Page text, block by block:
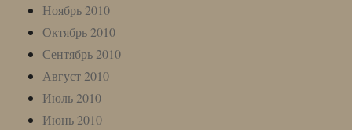
Ноябрь 2010
Октябрь 2010
Сентябрь 2010
Август 2010
Июль 2010
Июнь 2010